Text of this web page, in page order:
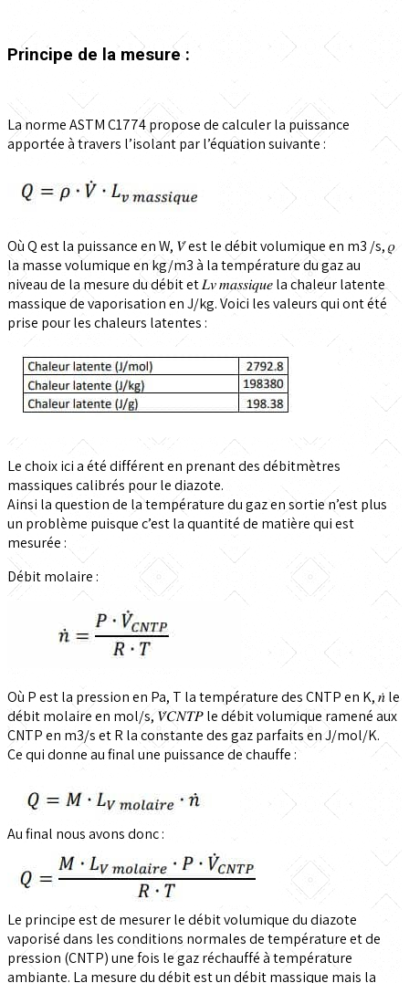
Principe de la mesure :
La norme ASTM C1774 propose de calculer la puissance
apportée à travers l’isolant par l’équation suivante :
Où Q est la puissance en W, 𝑉̇ est le débit volumique en m3 /s, 𝜌
la masse volumique en kg/m3 à la température du gaz au
niveau de la mesure du débit et 𝐿𝑣 𝑚𝑎𝑠𝑠𝑖𝑞𝑢𝑒 la chaleur latente
massique de vaporisation en J/kg. Voici les valeurs qui ont été
prise pour les chaleurs latentes :
Le choix ici a été différent en prenant des débitmètres
massiques calibrés pour le diazote.
Ainsi la question de la température du gaz en sortie n’est plus
un problème puisque c’est la quantité de matière qui est
mesurée :
Débit molaire :
Où P est la pression en Pa, T la température des CNTP en K, 𝑛̇ le
débit molaire en mol/s, 𝑉̇𝐶𝑁𝑇𝑃 le débit volumique ramené aux
CNTP en m3/s et R la constante des gaz parfaits en J/mol/K.
Ce qui donne au final une puissance de chauffe :
Au final nous avons donc :
Le principe est de mesurer le débit volumique du diazote
vaporisé dans les conditions normales de température et de
pression (CNTP) une fois le gaz réchauffé à température
ambiante. La mesure du débit est un débit massique mais la